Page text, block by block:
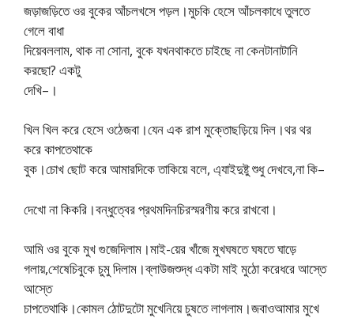
জড়াজড়িতে ওর বুকের আঁচলখসে পড়ল।মুচকি হেসে আঁচলকাধে তুলতে
গেলে বাধা
দিয়েবললাম, থাক না সোনা, বুকে যখনথাকতে চাইছে না কেনটানাটানি
করছো? একটু
দেখি–।
খিল খিল করে হেসে ওঠেজবা।যেন এক রাশ মুক্তোছড়িয়ে দিল।থর থর
করে কাপতেথাকে
বুক।চোখ ছোট করে আমারদিকে তাকিয়ে বলে, এ্যাইদুষ্টু শুধু দেখবে,না কি–
দেখো না কিকরি।বন্ধুত্বের প্রথমদিনচিরস্মরণীয় করে রাখবো।
আমি ওর বুকে মুখ গুজেদিলাম।মাই-য়ের খাঁজে মুখঘষতে ঘষতে ঘাড়ে
গলায়,শেষেচিবুকে চুমু দিলাম।ব্লাউজশুদ্ধ একটা মাই মুঠো করেধরে আস্তে
আস্তে
চাপতেথাকি।কোমল ঠোটদুটো মুখেনিয়ে চুষতে লাগলাম।জবাওআমার মুখে